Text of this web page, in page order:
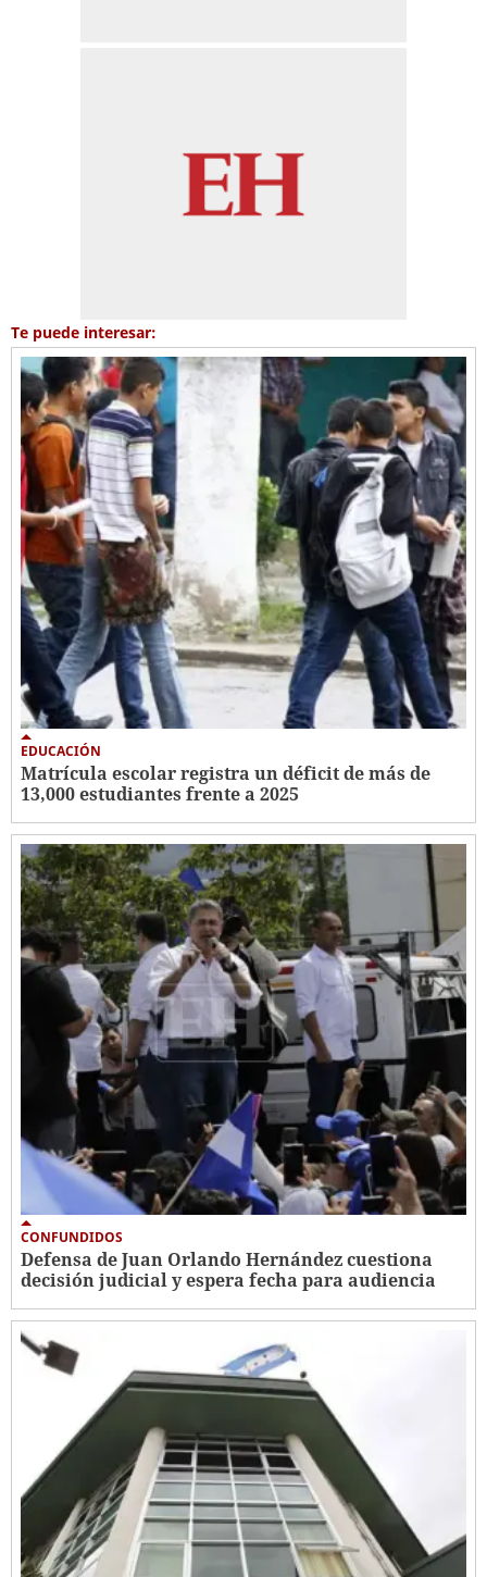
Te puede interesar:
EDUCACIÓN
Matrícula escolar registra un déficit de más de
13,000 estudiantes frente a 2025
CONFUNDIDOS
Defensa de Juan Orlando Hernández cuestiona
decisión judicial y espera fecha para audiencia